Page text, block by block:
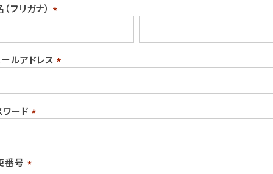
フリガナ）
須)
ルアドレス
須)
ワード
須)
番号